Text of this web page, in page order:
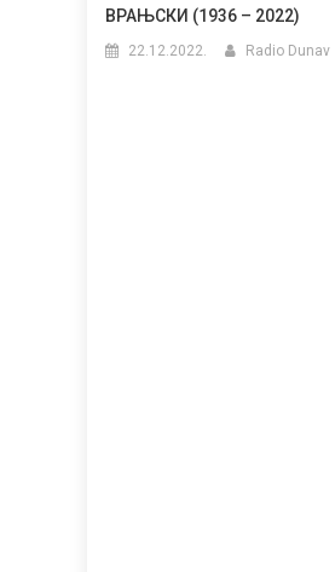
ВРАЊСКИ (1936 – 2022)
22.12.2022. Radio Dunav